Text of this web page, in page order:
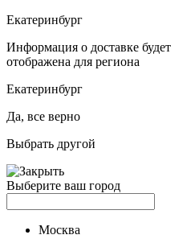
Екатеринбург
Информация о доставке будет
отображена для региона
Екатеринбург
Да, все верно
Выбрать другой
Выберите ваш город
Москва